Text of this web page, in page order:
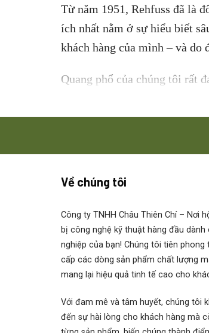
Từ năm 1951, Rehfuss đã là
ích nhất nằm ở sự hiểu biết
khách hàng của mình – và
Quang phổ của chúng tôi rất
diện gồm các linh kiện cơ
phân cấp phẳng và cấu trúc
Rehfuss FG 220 WG
Rehfuss FG 240 WG
Rehfuss FG 210 WF
Về chúng tôi
Công ty TNHH Châu Thiên Chí– Nơi
bị công nghệ kỹ thuật hàng đầu dành
nghiệp của bạn! Chúng tôi tiên phong
cấp các dòng sản phẩm chất lượng
mang lại hiệu quả tinh tế cao cho
Với đam mê và tâm huyết, chúng tôi
đến sự hài lòng cho khách hàng mà